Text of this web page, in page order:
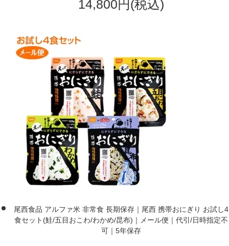
14,800円(税込)
尾西食品 アルファ米 非常食 長期保存｜尾西 携帯おにぎり お試し4
食セット(鮭/五目おこわ/わかめ/昆布)｜メール便｜代引/日時指定不
可｜5年保存